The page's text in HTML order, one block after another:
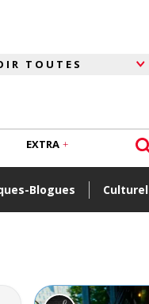
Blogues Culturel
EXTRA